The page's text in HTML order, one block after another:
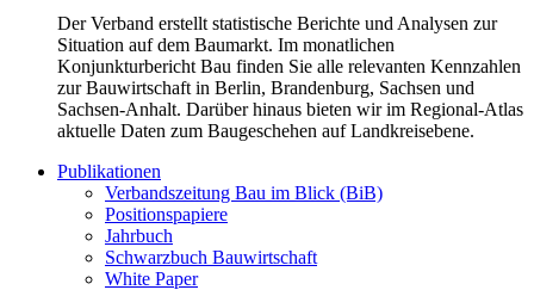
Der Verband erstellt statistische Berichte und Analysen zur
Situation auf dem Baumarkt. Im monatlichen
Konjunkturbericht Bau finden Sie alle relevanten Kennzahlen
zur Bauwirtschaft in Berlin, Brandenburg, Sachsen und
Sachsen-Anhalt. Darüber hinaus bieten wir im Regional-Atlas
aktuelle Daten zum Baugeschehen auf Landkreisebene.
Publikationen
Verbandszeitung Bau im Blick (BiB)
Positionspapiere
Jahrbuch
Schwarzbuch Bauwirtschaft
White Paper